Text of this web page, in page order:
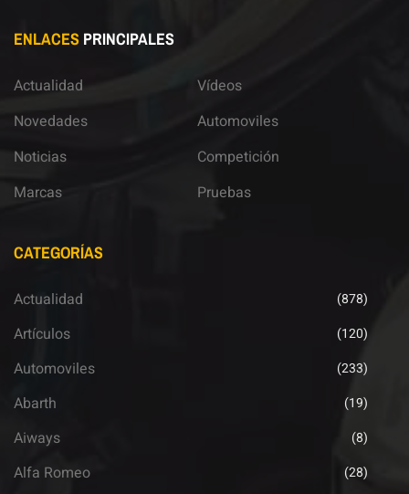
ENLACES PRINCIPALES
Actualidad
Novedades
Noticias
Marcas
Vídeos
Automoviles
Competición
Pruebas
CATEGORÍAS
Actualidad (878)
Artículos (120)
Automoviles (233)
Abarth (19)
Aiways (8)
Alfa Romeo (28)